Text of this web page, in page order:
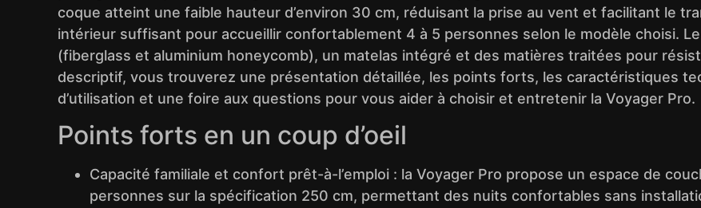
coque atteint une faible hauteur d’environ 30 cm, réduisant la prise au vent et facilitant le
intérieur suffisant pour accueillir confortablement 4 à 5 personnes selon le modèle choisi.
(fiberglass et aluminium honeycomb), un matelas intégré et des matières traitées pour
descriptif, vous trouverez une présentation détaillée, les points forts, les caractéristiques
d’utilisation et une foire aux questions pour vous aider à choisir et entretenir la Voyager Pro.
Points forts en un coup d’oeil
Capacité familiale et confort prêt-à-l’emploi : la Voyager Pro propose un espace de
personnes sur la spécification 250 cm, permettant des nuits confortables sans